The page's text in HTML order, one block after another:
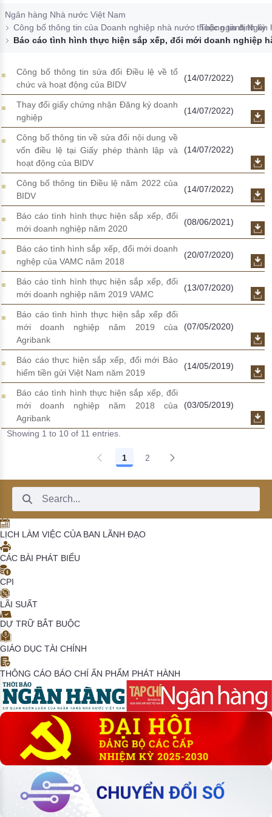
Đào tạo ISO
Ngân hàng Nhà nước Việt Nam
Công bố thông tin của Doanh nghiệp nhà nước thuộc ngành Ngân
Thông tin định kỳ
Báo cáo tình hình thực hiện sắp xếp, đổi mới doanh nghiệp
Công bố thông tin sửa đổi Điều lệ về tổ
chức và hoạt động của BIDV
(14/07/2022)
Thay đổi giấy chứng nhận Đăng ký doanh
nghiệp
(14/07/2022)
Công bố thông tin về sửa đổi nội dung về
vốn điều lệ tại Giấy phép thành lập và
hoạt động của BIDV
(14/07/2022)
Công bố thông tin Điều lệ năm 2022 của
BIDV
(14/07/2022)
Báo cáo tình hình thực hiện sắp xếp, đổi
mới doanh nghiệp năm 2020
(08/06/2021)
Báo cáo tình hình sắp xếp, đổi mới doanh
nghệp của VAMC năm 2018
(20/07/2020)
Báo cáo tình hình thực hiện sắp xếp, đổi
mới doanh nghiệp năm 2019 VAMC
(13/07/2020)
Báo cáo tình hình thực hiện sắp xếp đổi
mới doanh nghiệp năm 2019 của
Agribank
(07/05/2020)
Báo cáo thực hiện sắp xếp, đổi mới Bảo
hiểm tiền gửi Việt Nam năm 2019
(14/05/2019)
Báo cáo tình hình thực hiện sắp xếp, đổi
mới doanh nghiệp năm 2018 của
Agribank
(03/05/2019)
Showing 1 to 10 of 11 entries.
1 2
Search Bar
LỊCH LÀM VIỆC CỦA BAN LÃNH ĐẠO
CÁC BÀI PHÁT BIỂU
CPI
LÃI SUẤT
DỰ TRỮ BẮT BUỘC
GIÁO DỤC TÀI CHÍNH
THÔNG CÁO BÁO CHÍ ẤN PHẨM PHÁT HÀNH